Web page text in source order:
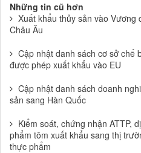
Những tin cũ hơn
Xuất khẩu thủy sản vào Vương
Châu Âu
Cập nhật danh sách cơ sở chế
được phép xuất khẩu vào EU
Cập nhật danh sách doanh
sản sang Hàn Quốc
Kiểm soát, chứng nhận ATTP,
phẩm tôm xuất khẩu sang thị
thực phẩm